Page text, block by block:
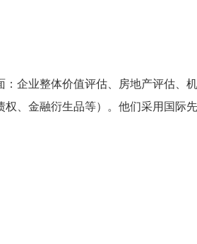
企业整体价值评估、房地产评估、
、金融衍生品等）。他们采用国际